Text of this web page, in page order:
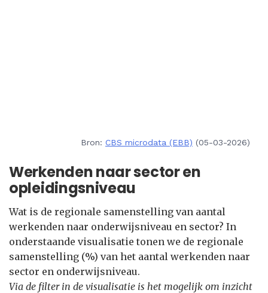
Bron: CBS microdata (EBB) (05-03-2026)
Werkenden naar sector en
opleidingsniveau
Wat is de regionale samenstelling van aantal
werkenden naar onderwijsniveau en sector? In
onderstaande visualisatie tonen we de regionale
samenstelling (%) van het aantal werkenden naar
sector en onderwijsniveau.
Via de filter in de visualisatie is het mogelijk om inzicht